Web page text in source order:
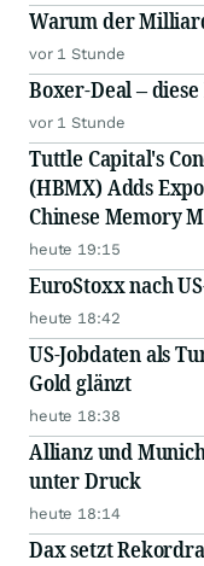
Warum der
vor 1 Stunde
Boxer-Deal –
vor 1 Stunde
Tuttle Capital's
(HBMX) Adds
Chinese Memory
Access Directly
heute 19:15
EuroStoxx nach
heute 18:42
US-Jobdaten als
Gold glänzt
heute 18:38
Allianz und
unter Druck
heute 18:14
Dax setzt